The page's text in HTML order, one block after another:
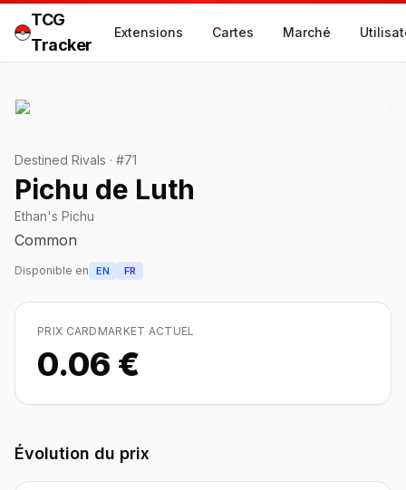
TCG
Tracker
Extensions Cartes Marché
Destined Rivals · #71
Pichu de Luth
Ethan's Pichu
Common
Disponible en EN FR
PRIX CARDMARKET ACTUEL
0.06 €
Évolution du prix